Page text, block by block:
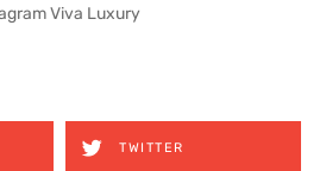
Viva Luxury
TWITTER